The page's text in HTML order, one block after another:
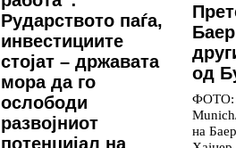
Рударството паѓа,
инвестициите
стојат – државата
мора да го
ослободи
развојниот
потенцијал на
од
ФОТО:
на